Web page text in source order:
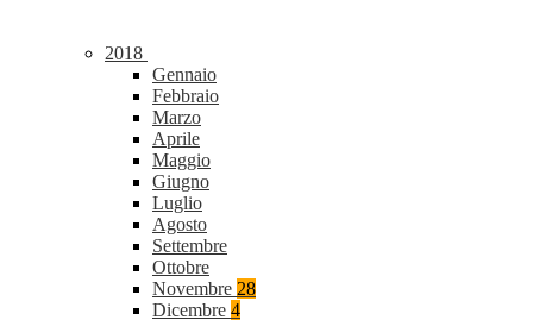
2018
Gennaio
Febbraio
Marzo
Aprile
Maggio
Giugno
Luglio
Agosto
Settembre
Ottobre
Novembre 28
Dicembre 4